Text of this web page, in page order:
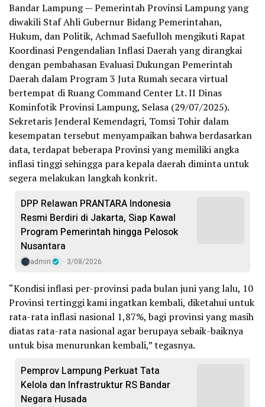
Bandar Lampung — Pemerintah Provinsi Lampung yang
diwakili Staf Ahli Gubernur Bidang Pemerintahan,
Hukum, dan Politik, Achmad Saefulloh mengikuti Rapat
Koordinasi Pengendalian Inflasi Daerah yang dirangkai
dengan pembahasan Evaluasi Dukungan Pemerintah
Daerah dalam Program 3 Juta Rumah secara virtual
bertempat di Ruang Command Center Lt. II Dinas
Kominfotik Provinsi Lampung, Selasa (29/07/2025).
Sekretaris Jenderal Kemendagri, Tomsi Tohir dalam
kesempatan tersebut menyampaikan bahwa berdasarkan
data, terdapat beberapa Provinsi yang memiliki angka
inflasi tinggi sehingga para kepala daerah diminta untuk
segera melakukan langkah konkrit.
DPP Relawan PRANTARA Indonesia
Resmi Berdiri di Jakarta, Siap Kawal
Program Pemerintah hingga Pelosok
Nusantara
admin 3/08/2026
“Kondisi inflasi per-provinsi pada bulan juni yang lalu, 10
Provinsi tertinggi kami ingatkan kembali, diketahui untuk
rata-rata inflasi nasional 1,87%, bagi provinsi yang masih
diatas rata-rata nasional agar berupaya sebaik-baiknya
untuk bisa menurunkan kembali,” tegasnya.
Pemprov Lampung Perkuat Tata
Kelola dan Infrastruktur RS Bandar
Negara Husada